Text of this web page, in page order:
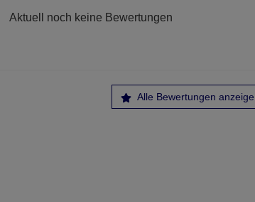
Aktuell noch keine Bewertungen
Alle Bewertungen